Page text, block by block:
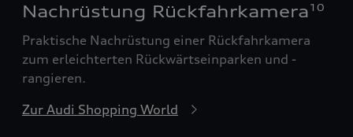
Nachrüstung Rückfahrkamera 10
Praktische Nachrüstung einer Rückfahrkamera
zum erleichterten Rückwärtseinparken und -
rangieren.
Zur Audi Shopping World